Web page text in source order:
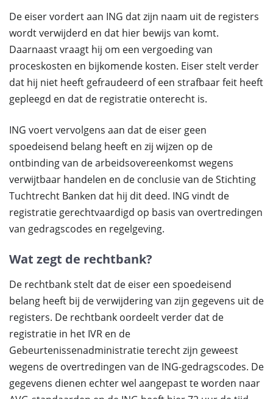
De eiser vordert aan ING dat zijn naam uit de registers
wordt verwijderd en dat hier bewijs van komt.
Daarnaast vraagt hij om een vergoeding van
proceskosten en bijkomende kosten. Eiser stelt verder
dat hij niet heeft gefraudeerd of een strafbaar feit heeft
gepleegd en dat de registratie onterecht is.
ING voert vervolgens aan dat de eiser geen
spoedeisend belang heeft en zij wijzen op de
ontbinding van de arbeidsovereenkomst wegens
verwijtbaar handelen en de conclusie van de Stichting
Tuchtrecht Banken dat hij dit deed. ING vindt de
registratie gerechtvaardigd op basis van overtredingen
van gedragscodes en regelgeving.
Wat zegt de rechtbank?
De rechtbank stelt dat de eiser een spoedeisend
belang heeft bij de verwijdering van zijn gegevens uit de
registers. De rechtbank oordeelt verder dat de
registratie in het IVR en de
Gebeurtenissenadministratie terecht zijn geweest
wegens de overtredingen van de ING-gedragscodes. De
gegevens dienen echter wel aangepast te worden naar